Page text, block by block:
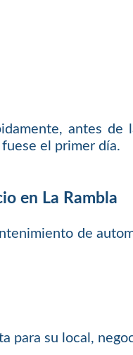
antes
el primer día.
en La Rambla
de
para su local,